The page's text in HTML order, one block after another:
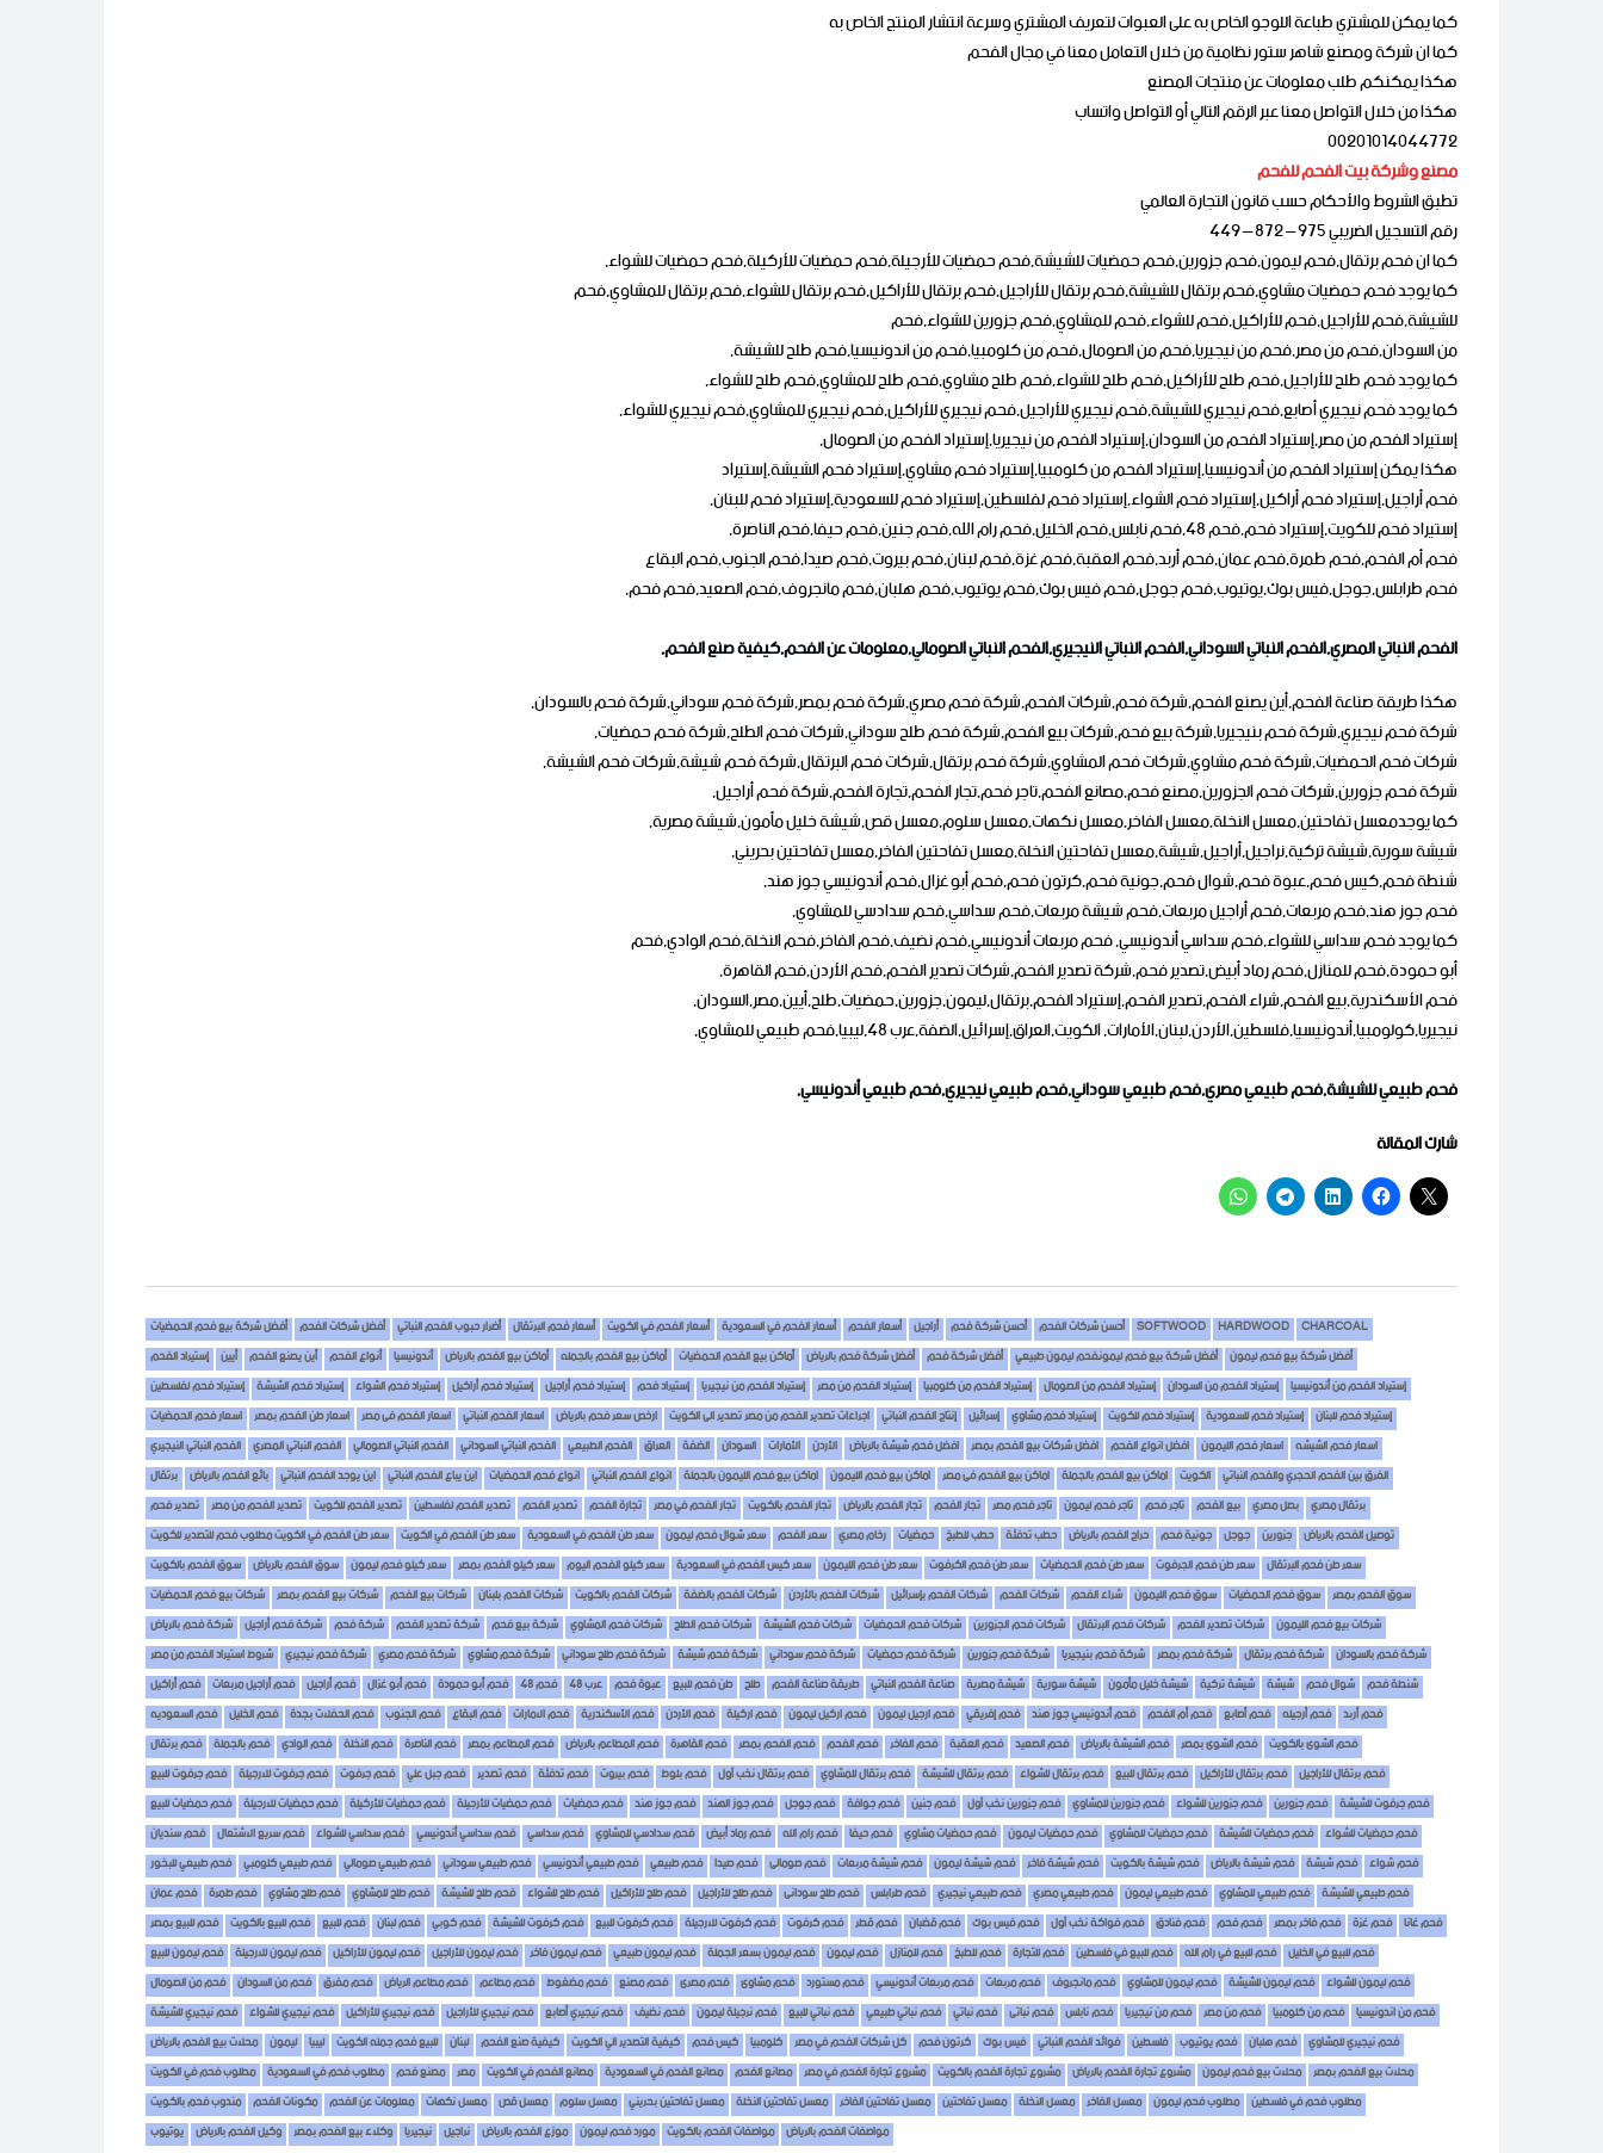
كما يمكن للمشتري طباعة اللوجو الخاص به على العبوات لتعريف المشتري وسرعة انتشار المنتج الخاص به
كما ان شركة ومصنع شاهر ستور نظامية من خلال التعامل معنا في مجال الفحم
هكذا يمكنكم طلب معلومات عن منتجات المصنع
هكذا من خلال التواصل معنا عبر الرقم التالي أو التواصل واتساب
00201014044772
مصنع وشركة بيت الفحم للفحم
تطبق الشروط والأحكام حسب قانون التجارة العالمي
رقم التسجيل الضريبي 975 – 872 – 449
كما ان فحم برتقال,فحم ليمون,فحم جزورين,فحم حمضيات للشيشة,فحم حمضيات للأرجيلة,فحم حمضيات للأركيلة,فحم حمضيات للشواء,
كما يوجد فحم حمضيات مشاوي,فحم برتقال للشيشة,فحم برتقال للأراجيل,فحم برتقال للأراكيل,فحم برتقال للشواء,فحم برتقال للمشاوي,فحم
للشيشة,فحم للأراجيل,فحم للأراكيل,فحم للشواء,فحم للمشاوي,فحم جزورين للشواء,فحم
من السودان,فحم من مصر,فحم من نيجيريا,فحم من الصومال,فحم من كلومبيا,فحم من اندونيسيا,فحم طلح للشيشة,
كما يوجد فحم طلح للأراجيل,فحم طلح للأراكيل,فحم طلح للشواء,فحم طلح مشاوي,فحم طلح للمشاوي,فحم طلح للشواء,
كما يوجد فحم نيجيري أصابع,فحم نيجيري للشيشة,فحم نيجيري للأراجيل,فحم نيجيري للأراكيل,فحم نيجيري للمشاوي,فحم نيجيري للشواء,
إستيراد الفحم من مصر,إستيراد الفحم من السودان,إستيراد الفحم من نيجيريا,إستيراد الفحم من الصومال,
هكذا يمكن إستيراد الفحم من أندونيسيا,إستيراد الفحم من كلومبيا,إستيراد فحم مشاوي,إستيراد فحم الشيشة,إستيراد
فحم أراجيل,إستيراد فحم أراكيل,إستيراد فحم الشواء,إستيراد فحم لفلسطين,إستيراد فحم للسعودية,إستيراد فحم للبنان,
إستيراد فحم للكويت,إستيراد فحم,فحم 48,فحم نابلس,فحم الخليل,فحم رام الله,فحم جنين,فحم حيفا,فحم الناصرة,
فحم أم الفحم,فحم طمرة,فحم عمان,فحم أربد,فحم العقبة,فحم غزة,فحم لبنان,فحم بيروت,فحم صيدا,فحم الجنوب,فحم البقاع
فحم طرابلس,جوجل,فيس بوك,يوتيوب,فحم جوجل,فحم فيس بوك,فحم يوتيوب,فحم هلبان,فحم مانجروف,فحم الصعيد,فحم فحم,
الفحم النباتي المصري,الفحم النباتي السوداني,الفحم النباتي النيجيري,الفحم النباتي الصومالي,معلومات عن الفحم,كيفية صنع الفحم,
هكذا طريقة صناعة الفحم,أين يصنع الفحم,شركة فحم,شركات الفحم,شركة فحم مصري,شركة فحم بمصر,شركة فحم سوداني,شركة فحم بالسودان,
شركة فحم نيجيري,شركة فحم بنيجيريا,شركة بيع فحم,شركات بيع الفحم,شركة فحم طلح سوداني,شركات فحم الطلح,شركة فحم حمضيات,
شركات فحم الحمضيات,شركة فحم مشاوي,شركات فحم المشاوي,شركة فحم برتقال,شركات فحم البرتقال,شركة فحم شيشة,شركات فحم الشيشة,
شركة فحم جزورين,شركات فحم الجزورين,مصنع فحم,مصانع الفحم,تاجر فحم,تجار الفحم,تجارة الفحم,شركة فحم أراجيل,
كما يوجدمعسل تفاحتين,معسل النخلة,معسل الفاخر,معسل نكهات,معسل سلوم,معسل قص,شيشة خليل مأمون,شيشة مصرية,
شيشة سورية,شيشة تركية,نراجيل,أراجيل,شيشة,معسل تفاحتين النخلة,معسل تفاحتين الفاخر,معسل تفاحتين بحريني,
شنطة فحم,كيس فحم,عبوة فحم,شوال فحم,جونية فحم,كرتون فحم,فحم أبو غزال,فحم أندونيسي جوز هند,
فحم جوز هند,فحم مربعات,فحم أراجيل مربعات,فحم شيشة مربعات,فحم سداسي,فحم سدادسي للمشاوي,
كما يوجد فحم سداسي للشواء,فحم سداسي أندونيسي, فحم مربعات أندونيسي,فحم نضيف,فحم الفاخر,فحم النخلة,فحم الوادي,فحم
أبو حمودة,فحم للمنازل,فحم رماد أبيض,تصدير فحم,شركة تصدير الفحم,شركات تصدير الفحم,فحم الأردن,فحم القاهرة,
فحم الأسكندرية,بيع الفحم,شراء الفحم,تصدير الفحم,إستيراد الفحم,برتقال,ليمون,جزورين,حمضيات,طلح,أيين,مصر,السودان,
نيجيريا,كولومبيا,أندونيسيا,فلسطين,الأردن,لبنان,الأمارات, الكويت,العراق,إسرائيل,الضفة,عرب 48,ليبيا,فحم طبيعي للمشاوي,
فحم طبيعي للشيشة,فحم طبيعي مصري,فحم طبيعي سوداني,فحم طبيعي نيجيري,فحم طبيعي أندونيسي,
شارك المقالة
CHARCOAL
HARDWOOD
SOFTWOOD أحسن شركات الفحم أحسن شركة فحم أراجيل أسعار الفحم أسعار الفحم في السعودية أسعار الفحم في الكويت أسعار فحم البرتقال أضرار حبوب الفحم النباتي أفضل شركات الفحم أفضل شركة بيع فحم الحمضيات
أفضل شركة بيع فحم ليمون أفضل شركة بيع فحم ليمونفحم ليمون طبيعي أفضل شركة فحم أفضل شركة فحم بالرياض أماكن بيع الفحم الحمضيات أماكن بيع الفحم بالجمله أماكن بيع الفحم بالرياض أندونيسيا أنواع الفحم أين يصنع الفحم أيين إستيراد الفحم
إستيراد الفحم من أندونيسيا إستيراد الفحم من السودان إستيراد الفحم من الصومال إستيراد الفحم من كلومبيا إستيراد الفحم من مصر إستيراد الفحم من نيجيريا إستيراد فحم إستيراد فحم أراجيل إستيراد فحم أراكيل إستيراد فحم الشواء إستيراد فحم الشيشة إستيراد فحم لفلسطين
إستيراد فحم للبنان إستيراد فحم للسعودية إستيراد فحم للكويت إستيراد فحم مشاوي إسرائيل إنتاج الفحم النباتي اجراءات تصدير الفحم من مصر تصدير الى الكويت ارخص سعر فحم بالرياض اسعار الفحم النباتي اسعار الفحم فى مصر اسعار طن الفحم بمصر اسعار فحم الحمضيات
اسعار فحم الشيشه اسعار فحم الليمون افضل انواع الفحم افضل شركات بيع الفحم بمصر افضل فحم شيشة بالرياض الأردن الأمارات السودان الضفة العراق الفحم الطبيعي الفحم النباتي السوداني الفحم النباتي الصومالي الفحم النباتي المصري الفحم النباتي النيجيري
الفرق بين الفحم الحجري والفحم النباتي الكويت اماكن بيع الفحم بالجملة اماكن بيع الفحم فى مصر اماكن بيع فحم الليمون اماكن بيع فحم الليمون بالجملة انواع الفحم النباتي انواع فحم الحمضيات اين يباع الفحم النباتي اين يوجد الفحم النباتي بائع الفحم بالرياض برتقال
برتقال مصري بصل مصري بيع الفحم تاجر فحم تاجر فحم ليمون تاجر فحم مصر تجار الفحم تجار الفحم بالرياض تجار الفحم بالكويت تجار الفحم في مصر تجارة الفحم تصدير الفحم تصدير الفحم لفلسطين تصدير الفحم للكويت تصدير الفحم من مصر تصدير فحم
توصيل الفحم بالرياض جزورين جوجل جونية فحم حراج الفحم بالرياض حطب تدفئة حطب للطبخ حمضيات رخام مصري سعر الفحم سعر شوال فحم ليمون سعر طن الفحم في السعودية سعر طن الفحم في الكويت سعر طن الفحم في الكويت مطلوب فحم للتصدير للكويت
سعر طن فحم البرتقال سعر طن فحم الجرفوت سعر طن فحم الحمضيات سعر طن فحم الكرفوت سعر طن فحم الليمون سعر كيس الفحم في السعودية سعر كيلو الفحم اليوم سعر كيلو الفحم بمصر سعر كيلو فحم ليمون سوق الفحم بالرياض سوق الفحم بالكويت
سوق الفحم بمصر سوق فحم الحمضيات سوق فحم الليمون شراء الفحم شركات الفحم شركات الفحم بإسرائيل شركات الفحم بالأردن شركات الفحم بالضفة شركات الفحم بالكويت شركات الفحم بلبنان شركات بيع الفحم شركات بيع الفحم بمصر شركات بيع فحم الحمضيات
شركات بيع فحم الليمون شركات تصدير الفحم شركات فحم البرتقال شركات فحم الجزورين شركات فحم الحمضيات شركات فحم الشيشة شركات فحم الطلح شركات فحم المشاوي شركة بيع فحم شركة تصدير الفحم شركة فحم شركة فحم أراجيل شركة فحم بالرياض
شركة فحم بالسودان شركة فحم برتقال شركة فحم بمصر شركة فحم بنيجيريا شركة فحم جزورين شركة فحم حمضيات شركة فحم سوداني شركة فحم شيشة شركة فحم طلح سوداني شركة فحم مشاوي شركة فحم مصري شركة فحم نيجيري شروط استيراد الفحم من مصر
شنطة فحم شوال فحم شيشة شيشة تركية شيشة خليل مأمون شيشة سورية شيشة مصرية صناعة الفحم النباتي طريقة صناعة الفحم طلح طن فحم للبيع عبوة فحم عرب 48 فحم 48 فحم أبو حمودة فحم أبو غزال فحم أراجيل فحم أراجيل مربعات فحم أراكيل
فحم أربد فحم أرجيله فحم أصابع فحم أم الفحم فحم أندونيسي جوز هند فحم إفريقي فحم ارجيل ليمون فحم اركيل ليمون فحم اركيلة فحم الأردن فحم الأسكندرية فحم الامارات فحم البقاع فحم الجنوب فحم الحفلات بجدة فحم الخليل فحم السعوديه
فحم الشوى بالكويت فحم الشوى بمصر فحم الشيشة بالرياض فحم الصعيد فحم العقبة فحم الفاخر فحم الفحم فحم الفحم بمصر فحم القاهرة فحم المطاعم بالرياض فحم المطاعم بمصر فحم الناصرة فحم النخلة فحم الوادي فحم بالجملة فحم برتقال
فحم برتقال للأراجيل فحم برتقال للأراكيل فحم برتقال للبيع فحم برتقال للشواء فحم برتقال للشيشة فحم برتقال للمشاوي فحم برتقال نخب آول فحم بلوط فحم بيروت فحم تدفئة فحم تصدير فحم جبل علي فحم جرفوت فحم جرفوت للارجيلة فحم جرفوت للبيع
فحم جرفوت للشيشة فحم جزورين فحم جزورين للشواء فحم جزورين للمشاوي فحم جزورين نخب آول فحم جنين فحم جوافة فحم جوجل فحم جوز الهند فحم جوز هند فحم حمضيات فحم حمضيات للأرجيلة فحم حمضيات للأركيلة فحم حمضيات للارجيلة فحم حمضيات للبيع
فحم حمضيات للشواء فحم حمضيات للشيشة فحم حمضيات للمشاوي فحم حمضيات ليمون فحم حمضيات مشاوي فحم حيفا فحم رام الله فحم رماد أبيض فحم سدادسي للمشاوي فحم سداسي فحم سداسي أندونيسي فحم سداسي للشواء فحم سريع الاشتعال فحم سنديان
فحم شواء فحم شيشة فحم شيشة بالرياض فحم شيشة بالكويت فحم شيشة فاخر فحم شيشة ليمون فحم شيشة مربعات فحم صومالى فحم صيدا فحم طبيعي فحم طبيعي أندونيسي فحم طبيعي سوداني فحم طبيعي صومالي فحم طبيعي كلومبي فحم طبيعي للبخور
فحم طبيعي للشيشة فحم طبيعي للمشاوي فحم طبيعي ليمون فحم طبيعي مصري فحم طبيعي نيجيري فحم طرابلس فحم طلح سودانى فحم طلح للأراجيل فحم طلح للأراكيل فحم طلح للشواء فحم طلح للشيشة فحم طلح للمشاوي فحم طلح مشاوي فحم طمرة فحم عمان
فحم غانا فحم غزة فحم فاخر بمصر فحم فحم فحم فنادق فحم فواكة نخب آول فحم فيس بوك فحم قضبان فحم قطر فحم كرفوت فحم كرفوت للارجيلة فحم كرفوت للبيع فحم كرفوت للشيشة فحم كوبي فحم لبنان فحم للبيع فحم للبيع بالكويت فحم للبيع بمصر
فحم للبيع في الخليل فحم للبيع في رام الله فحم للبيع في فلسطين فحم للتجارة فحم للطبخ فحم للمنازل فحم ليمون فحم ليمون بسعر الجملة فحم ليمون طبيعي فحم ليمون فاخر فحم ليمون للأراجيل فحم ليمون للأراكيل فحم ليمون للارجيلة فحم ليمون للبيع
فحم ليمون للشواء فحم ليمون للشيشة فحم ليمون للمشاوي فحم مانجروف فحم مربعات فحم مربعات أندونيسي فحم مستورد فحم مشاوى فحم مصرى فحم مصنع فحم مضغوط فحم مطاعم فحم مطاعم الرياض فحم مفرق فحم من السودان فحم من الصومال
فحم من اندونيسيا فحم من كلومبيا فحم من مصر فحم من نيجيريا فحم نابلس فحم نباتى فحم نباتي فحم نباتي طبيعي فحم نباتي للبيع فحم نرجيلة ليمون فحم نضيف فحم نيجيري أصابع فحم نيجيري للأراجيل فحم نيجيري للأراكيل فحم نيجيري للشواء فحم نيجيري للشيشة
فحم نيجيري للمشاوي فحم هلبان فحم يوتيوب فلسطين فوائد الفحم النباتي فيس بوك كرتون فحم كل شركات الفحم في مصر كلومبيا كيس فحم كيفية التصدير الي الكويت كيفية صنع الفحم لبنان للبيع فحم جمله الكويت ليبيا ليمون محلات بيع الفحم بالرياض
محلات بيع الفحم بمصر محلات بيع فحم ليمون مشروع تجارة الفحم بالرياض مشروع تجارة الفحم بالكويت مشروع تجارة الفحم في مصر مصانع الفحم مصانع الفحم في السعودية مصانع الفحم في الكويت مصر مصنع فحم مطلوب فحم في السعودية مطلوب فحم في الكويت
مطلوب فحم في فلسطين مطلوب فحم ليمون معسل الفاخر معسل النخلة معسل تفاحتين معسل تفاحتين الفاخر معسل تفاحتين النخلة معسل تفاحتين بحريني معسل سلوم معسل قص معسل نكهات معلومات عن الفحم مكونات الفحم مندوب فحم بالكويت
مواصفات الفحم بالرياض مواصفات الفحم بالكويت مورد فحم ليمون موزع الفحم بالرياض نراجيل نيجيريا وكلاء بيع الفحم بمصر وكيل الفحم بالرياض يوتيوب